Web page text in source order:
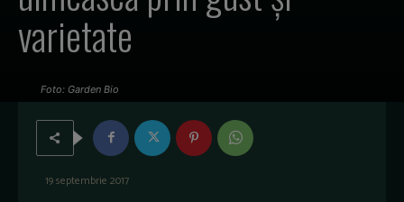
varietate
Foto: Garden Bio
19 septembrie 2017